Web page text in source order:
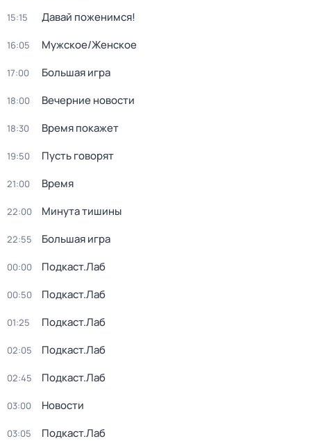
15:15 Давай поженимся!
16:05 Мужское/Женское
17:00 Большая игра
18:00 Вечерние новости
18:30 Время покажет
19:50 Пусть говорят
21:00 Время
22:00 Минута тишины
22:55 Большая игра
00:00 Подкаст.Лаб
00:50 Подкаст.Лаб
01:25 Подкаст.Лаб
02:05 Подкаст.Лаб
02:45 Подкаст.Лаб
03:00 Новости
03:05 Подкаст.Лаб